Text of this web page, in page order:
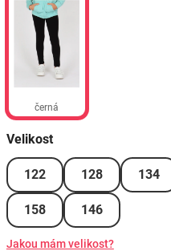
černá
Velikost
122 128 134
158 146
Jakou mám velikost?